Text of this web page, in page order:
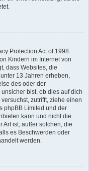
Protection Act of 1998
Kindern im Internet von
dass Websites, die
13 Jahren erheben,
des oder der
bist, ob dies auf dich
zutrifft, ziehe einen
phpBB Limited und der
kann und nicht die
ist; außer solchen, die
es Beschwerden oder
werden.